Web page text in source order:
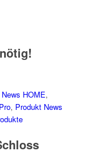
HOME,
, Produkt News